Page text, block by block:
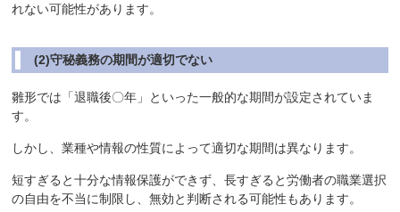
れない可能性があります。
(2)守秘義務の期間が適切でない
雛形では「退職後〇年」といった一般的な期間が設定されていま
す。
しかし、業種や情報の性質によって適切な期間は異なります。
短すぎると十分な情報保護ができず、長すぎると労働者の職業選択
の自由を不当に制限し、無効と判断される可能性もあります。